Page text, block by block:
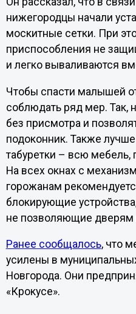
нижегородцы начали
москитные сетки. При
приспособления не
и легко вываливаются
Чтобы спасти малышей
соблюдать ряд мер. Так,
без присмотра и
подоконник. Также лучше
табуретки – всю мебель,
На всех окнах с
горожанам
блокирующие
не позволяющие дверям
Ранее сообщалось, что
усилены в
Новгорода. Они
«Крокусе».